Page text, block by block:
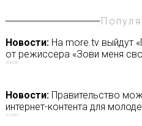
Новости:На more.tv выйдут
от режиссера «Зови меня
16/07/2020
Новости:Правительство
интернет-контента для
17/11/2019